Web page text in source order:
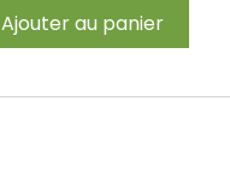
Ajouter au panier